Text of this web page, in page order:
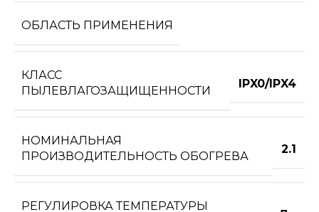
ОБЛАСТЬ ПРИМЕНЕНИЯ
КЛАСС
ПЫЛЕВЛАГОЗАЩИЩЕННОСТИ
IPX0/IPX4
НОМИНАЛЬНАЯ
ПРОИЗВОДИТЕЛЬНОСТЬ ОБОГРЕВА
2.1
РЕГУЛИРОВКА ТЕМПЕРАТУРЫ